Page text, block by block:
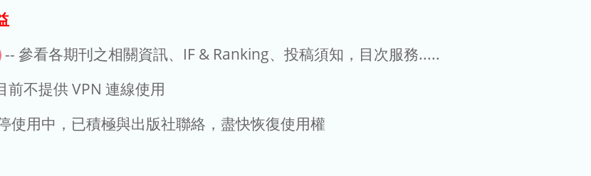
-- 參看各期刊之相關資訊、IF & Ranking、投稿須知，目次服務.....
前不提供 VPN 連線使用
使用中，已積極與出版社聯絡，盡快恢復使用權